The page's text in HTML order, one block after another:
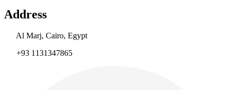
Address
Al Marj, Cairo, Egypt
+93 1131347865